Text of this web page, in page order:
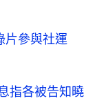
片參與社運
指各被告知曉